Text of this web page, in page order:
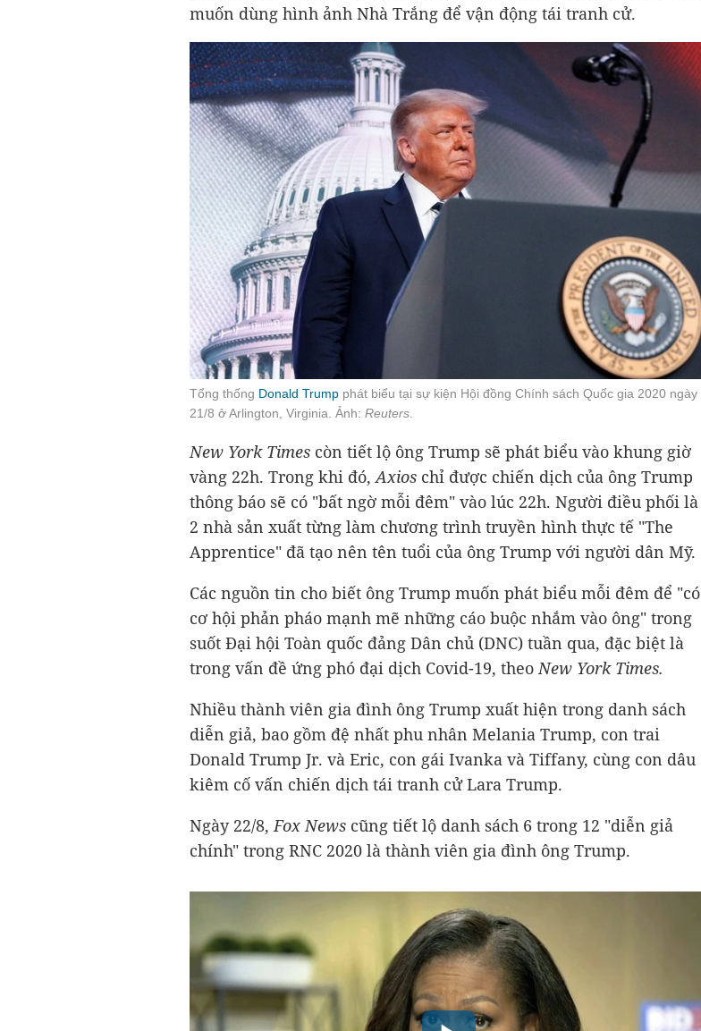
muốn dùng hình ảnh Nhà Trắng để vận động tái tranh cử.
Tổng thống Donald Trump phát biểu tại sự kiện Hội đồng Chính sách Quốc gia 2020 ngày
21/8 ở Arlington, Virginia. Ảnh: Reuters
New York Times còn tiết lộ ông Trump sẽ phát biểu vào khung giờ
vàng 22h. Trong khi đó,Axios chỉ được chiến dịch của ông Trump
thông báo sẽ có "bất ngờ mỗi đêm" vào lúc 22h. Người điều phối là
2 nhà sản xuất từng làm chương trình truyền hình thực tế "The
Apprentice" đã tạo nên tên tuổi của ông Trump với người dân Mỹ.
Các nguồn tin cho biết ông Trump muốn phát biểu mỗi đêm để "có
cơ hội phản pháo mạnh mẽ những cáo buộc nhắm vào ông" trong
suốt Đại hội Toàn quốc đảng Dân chủ (DNC) tuần qua, đặc biệt là
trong vấn đề ứng phó đại dịch Covid-19, theoNew York Times.
Nhiều thành viên gia đình ông Trump xuất hiện trong danh sách
diễn giả, bao gồm đệ nhất phu nhân Melania Trump, con trai
Donald Trump Jr. và Eric, con gái Ivanka và Tiffany, cùng con dâu
kiêm cố vấn chiến dịch tái tranh cử Lara Trump.
Ngày 22/8,Fox News cũng tiết lộ danh sách 6 trong 12 "diễn giả
chính" trong RNC 2020 là thành viên gia đình ông Trump.